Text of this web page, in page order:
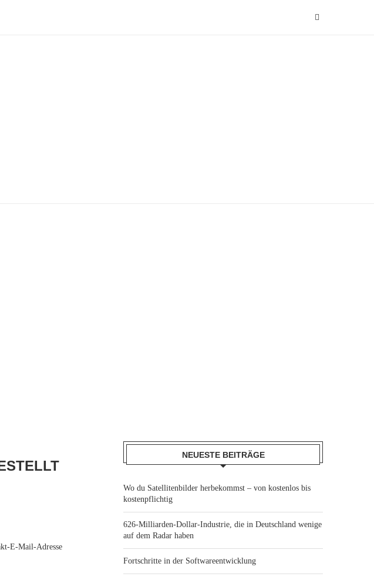
E-Mail-Adresse
NEUESTE BEITRÄGE
Wo du Satellitenbilder herbekommst – von kostenlos bis
kostenpflichtig
626-Milliarden-Dollar-Industrie, die in Deutschland wenige
auf dem Radar haben
Fortschritte in der Softwareentwicklung